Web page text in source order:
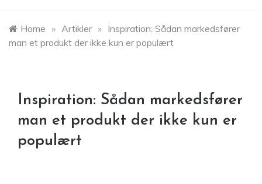
Home » Artikler » Inspiration: Sådan markedsfører
man et produkt der ikke kun er populært
Inspiration: Sådan markedsfører
man et produkt der ikke kun er
populært